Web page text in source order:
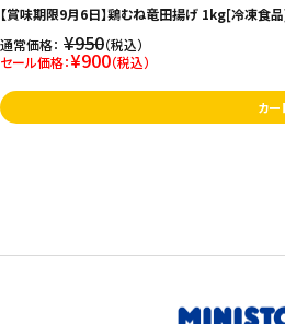
【賞味期限9月6日】鶏むね竜田揚げ 1kg[冷凍食
通常価格： ¥950（税込）
セール価格：¥900（税込）
カー